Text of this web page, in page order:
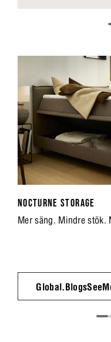
NOCTURNE STORAGE
Mer säng. Mindre stök.